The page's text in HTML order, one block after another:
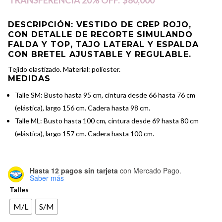
original
era:
$200,000.00.
actual
es:
$100,000.00.
DESCRIPCIÓN : VESTIDO DE CREP ROJO,
CON DETALLE DE RECORTE SIMULANDO
FALDA Y TOP, TAJO LATERAL Y ESPALDA
CON BRETEL AJUSTABLE Y REGULABLE.
Tejido elastizado. Material: poliester.
MEDIDAS
Talle SM: Busto hasta 95 cm, cintura desde 66 hasta 76 cm
(elástica), largo 156 cm. Cadera hasta 98 cm.
Talle ML: Busto hasta 100 cm, cintura desde 69 hasta 80 cm
(elástica), largo 157 cm. Cadera hasta 100 cm.
Hasta 12 pagos sin tarjetacon Mercado Pago.
Saber más
Talles
M/L S/M